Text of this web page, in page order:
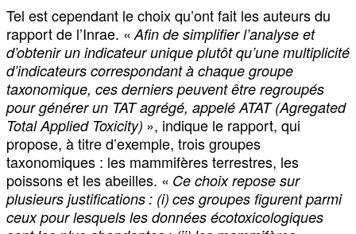
Tel est cependant le choix qu’ont fait les auteurs du
rapport de l’Inrae. «Afin de simplifier l’analyse et
d’obtenir un indicateur unique plutôt qu’une multiplicité
d’indicateurs correspondant à chaque groupe
taxonomique, ces derniers peuvent être regroupés
pour générer un TAT agrégé, appelé ATAT (Agregated
Total Applied Toxicity) », indique le rapport, qui
propose, à titre d’exemple, trois groupes
taxonomiques : les mammifères terrestres, les
poissons et les abeilles. « Ce choix repose sur
plusieurs justifications : (i) ces groupes figurent parmi
ceux pour lesquels les données écotoxicologiques